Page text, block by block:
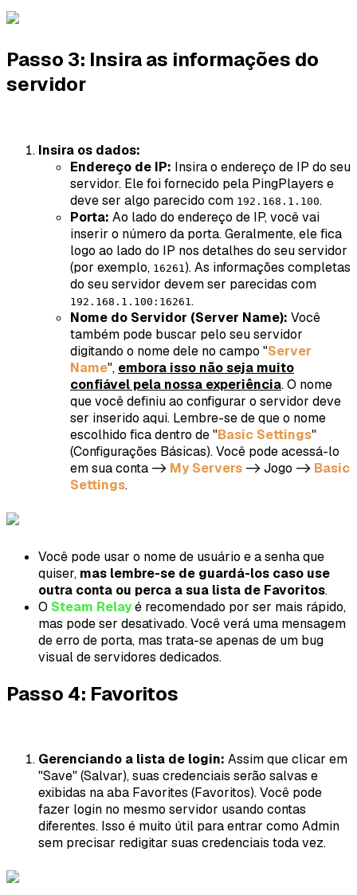
Passo 3: Insira as informações do
servidor
Insira os dados:
Endereço de IP: Insira o endereço de IP do seu
servidor. Ele foi fornecido pela PingPlayers e
deve ser algo parecido com 192.168.1.100.
Porta: Ao lado do endereço de IP, você vai
inserir o número da porta. Geralmente, ele fica
logo ao lado do IP nos detalhes do seu servidor
(por exemplo, 16261 ). As informações completas
do seu servidor devem ser parecidas com
192.168.1.100:16261 .
Nome do Servidor (Server Name): Você
também pode buscar pelo seu servidor
digitando o nome dele no campo "Server
Name", embora isso não seja muito
confiável pela nossa experiência. O nome
que você definiu ao configurar o servidor deve
ser inserido aqui. Lembre-se de que o nome
escolhido fica dentro de "Basic Settings"
(Configurações Básicas). Você pode acessá-lo
em sua conta -> My Servers -> Jogo -> Basic
Settings.
Você pode usar o nome de usuário e a senha que
quiser, mas lembre-se de guardá-los caso use
outra conta ou perca a sua lista de Favoritos.
O Steam Relayé recomendado por ser mais rápido,
mas pode ser desativado. Você verá uma mensagem
de erro de porta, mas trata-se apenas de um bug
visual de servidores dedicados.
Passo 4: Favoritos
Gerenciando a lista de login: Assim que clicar em
"Save" (Salvar), suas credenciais serão salvas e
exibidas na aba Favorites (Favoritos). Você pode
fazer login no mesmo servidor usando contas
diferentes. Isso é muito útil para entrar como Admin
sem precisar redigitar suas credenciais toda vez.